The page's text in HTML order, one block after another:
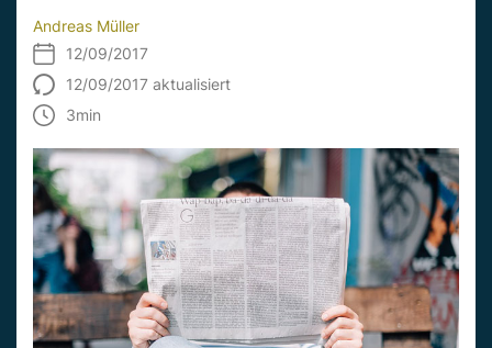
Andreas Müller
12/09/2017
12/09/2017 aktualisiert
3min